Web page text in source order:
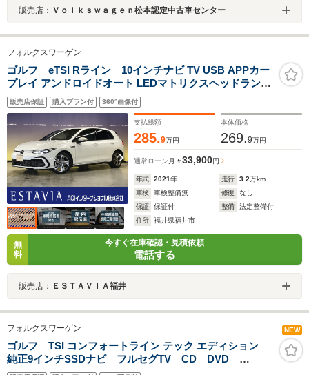
販売店： Ｖｏｌｋｓｗａｇｅｎ松本認定中古車センター
フォルクスワーゲン
ゴルフ eTSI Rライン 10インチナビ TV USB APPカー
プレイ アンドロイドオート LEDマトリクスヘッドランプ
ダイナミックコーナリングライト 駐車支援 ヘッドアップ
ディスプレイ BSM バックカメラ 前後ドラレコ オールイ
ンセーフティ
販売店保証 購入プラン付 360°画像付
支払総額
285.9万円
本体価格
269.9万円
通常ローン 月々33,900円
年式 2021年 走行 3.2万km
車検
車検整備無 修復
なし
保証
保証付 整備
法定整備付
住所
福井県福井市
無
料
今すぐ在庫確認・見積依頼
電話する
販売店： ＥＳＴＡＶＩＡ福井
フォルクスワーゲン NEW
ゴルフ TSI コンフォートライン テック エディション
純正9インチSSDナビ フルセグTV CD DVD
Bluetoothオーディオ アップルカープレイ アンドロイ